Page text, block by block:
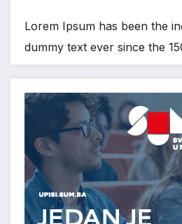
Lorem Ipsum has been the
dummy text ever since the